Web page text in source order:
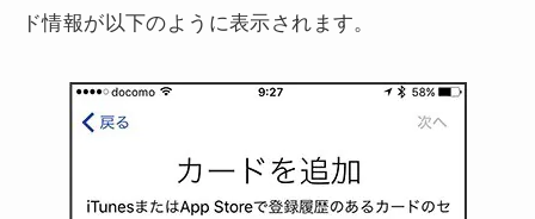
ド情報が以下のように表示されます。